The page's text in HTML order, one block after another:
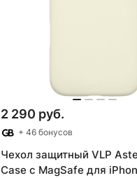
2 290 руб.
+ 46 бонусов
Чехол защитный VLP
Case с MagSafe для